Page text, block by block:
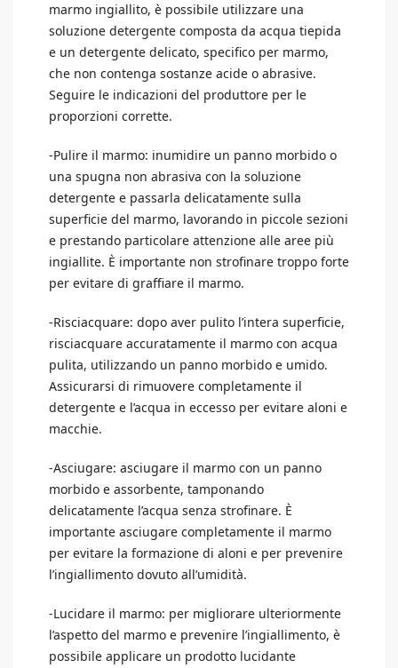
marmo ingiallito, è possibile utilizzare una
soluzione detergente composta da acqua tiepida
e un detergente delicato, specifico per marmo,
che non contenga sostanze acide o abrasive.
Seguire le indicazioni del produttore per le
proporzioni corrette.
-Pulire il marmo: inumidire un panno morbido o
una spugna non abrasiva con la soluzione
detergente e passarla delicatamente sulla
superficie del marmo, lavorando in piccole sezioni
e prestando particolare attenzione alle aree più
ingiallite. È importante non strofinare troppo forte
per evitare di graffiare il marmo.
-Risciacquare: dopo aver pulito l’intera superficie,
risciacquare accuratamente il marmo con acqua
pulita, utilizzando un panno morbido e umido.
Assicurarsi di rimuovere completamente il
detergente e l’acqua in eccesso per evitare aloni e
macchie.
-Asciugare: asciugare il marmo con un panno
morbido e assorbente, tamponando
delicatamente l’acqua senza strofinare. È
importante asciugare completamente il marmo
per evitare la formazione di aloni e per prevenire
l’ingiallimento dovuto all’umidità.
-Lucidare il marmo: per migliorare ulteriormente
l’aspetto del marmo e prevenire l’ingiallimento, è
possibile applicare un prodotto lucidante